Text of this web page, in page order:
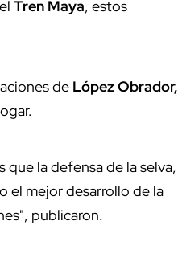
Tren Maya, estos
de López Obrador,
la defensa de la selva,
el mejor desarrollo de la
publicaron.